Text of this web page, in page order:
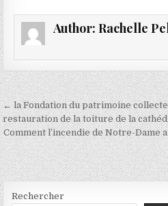
Author: Rachelle
Navigation
de
l’article
← la Fondation du patrimoine
restauration de la toiture de la
Comment l’incendie de Notre-Dame
Rechercher